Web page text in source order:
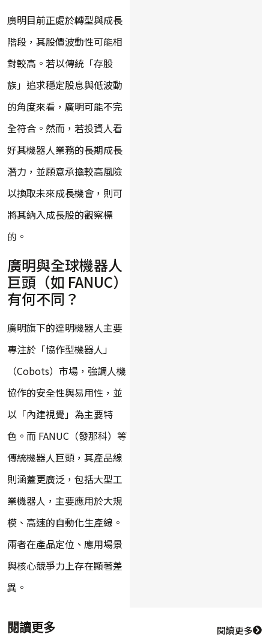
廣明目前正處於轉型與成長
階段，其股價波動性可能相
對較高。若以傳統「存股
族」追求穩定股息與低波動
的角度來看，廣明可能不完
全符合。然而，若投資人看
好其機器人業務的長期成長
潛力，並願意承擔較高風險
以換取未來成長機會，則可
將其納入成長股的觀察標
的。
廣明與全球機器人
巨頭（如 FANUC）
有何不同？
廣明旗下的達明機器人主要
專注於「協作型機器人」
（Cobots）市場，強調人機
協作的安全性與易用性，並
以「內建視覺」為主要特
色。而 FANUC（發那科）等
傳統機器人巨頭，其產品線
則涵蓋更廣泛，包括大型工
業機器人，主要應用於大規
模、高速的自動化生產線。
兩者在產品定位、應用場景
與核心競爭力上存在顯著差
異。
閱讀更多 閱讀更多